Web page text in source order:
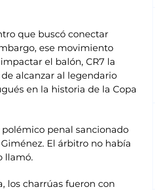
que buscó conectar
ese movimiento
el balón, CR7 la
alcanzar al legendario
en la historia de la Copa
penal sancionado
El árbitro no había
llamó.
los charrúas fueron con